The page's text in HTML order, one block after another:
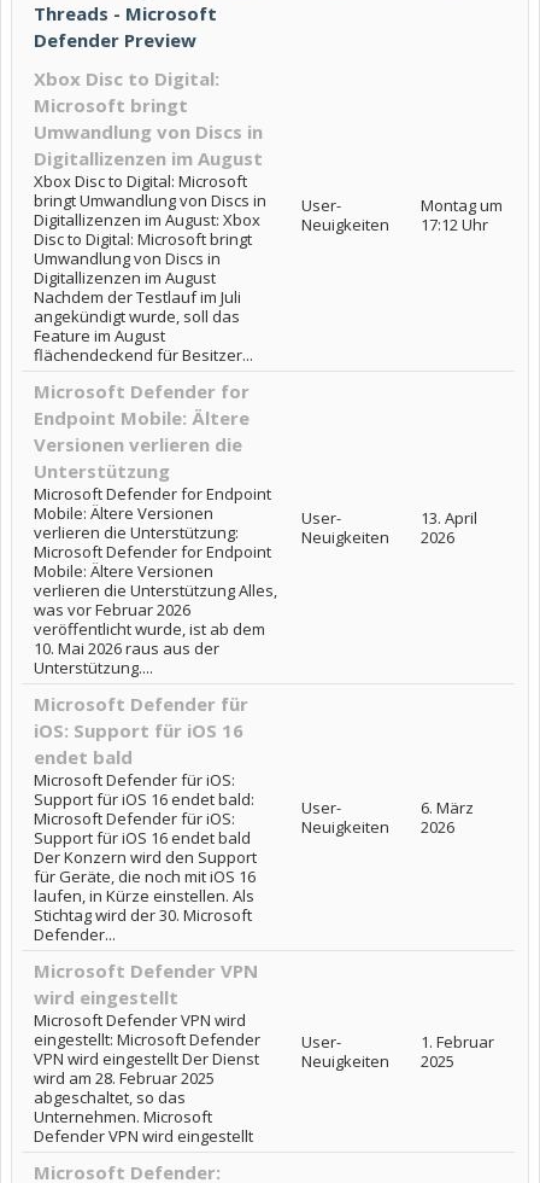
Threads - Microsoft
Defender Preview
Xbox Disc to Digital:
Microsoft bringt
Umwandlung von Discs in
Digitallizenzen im August
Xbox Disc to Digital: Microsoft
bringt Umwandlung von Discs in
Digitallizenzen im August: Xbox
Disc to Digital: Microsoft bringt
Umwandlung von Discs in
Digitallizenzen im August
Nachdem der Testlauf im Juli
angekündigt wurde, soll das
Feature im August
flächendeckend für Besitzer...
User-
Neuigkeiten
Montag um
17:12 Uhr
Microsoft Defender for
Endpoint Mobile: Ältere
Versionen verlieren die
Unterstützung
Microsoft Defender for Endpoint
Mobile: Ältere Versionen
verlieren die Unterstützung:
Microsoft Defender for Endpoint
Mobile: Ältere Versionen
verlieren die Unterstützung Alles,
was vor Februar 2026
veröffentlicht wurde, ist ab dem
10. Mai 2026 raus aus der
Unterstützung....
User-
Neuigkeiten
13. April
2026
Microsoft Defender für
iOS: Support für iOS 16
endet bald
Microsoft Defender für iOS:
Support für iOS 16 endet bald:
Microsoft Defender für iOS:
Support für iOS 16 endet bald
Der Konzern wird den Support
für Geräte, die noch mit iOS 16
laufen, in Kürze einstellen. Als
Stichtag wird der 30. Microsoft
Defender...
User-
Neuigkeiten
6. März
2026
Microsoft Defender VPN
wird eingestellt
Microsoft Defender VPN wird
eingestellt: Microsoft Defender
VPN wird eingestellt Der Dienst
wird am 28. Februar 2025
abgeschaltet, so das
Unternehmen. Microsoft
Defender VPN wird eingestellt
User-
Neuigkeiten
1. Februar
2025
Microsoft Defender: